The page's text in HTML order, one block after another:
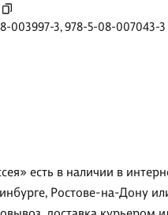
003997-3,978-5-08-007043-3
есть в наличии в
Ростове-на-Дону